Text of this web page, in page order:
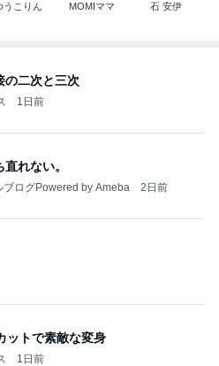
うこりん MOMIママ 石 安伊
の二次と三次
1日前
れない。
ブログPowered by Ameba 2日前
います
ィシャルB